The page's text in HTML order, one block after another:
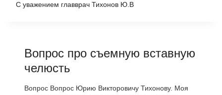
С уважением главврач Тихонов Ю.В
Вопрос про съемную вставную
челюсть
Вопрос Вопрос Юрию Викторовичу Тихонову. Моя